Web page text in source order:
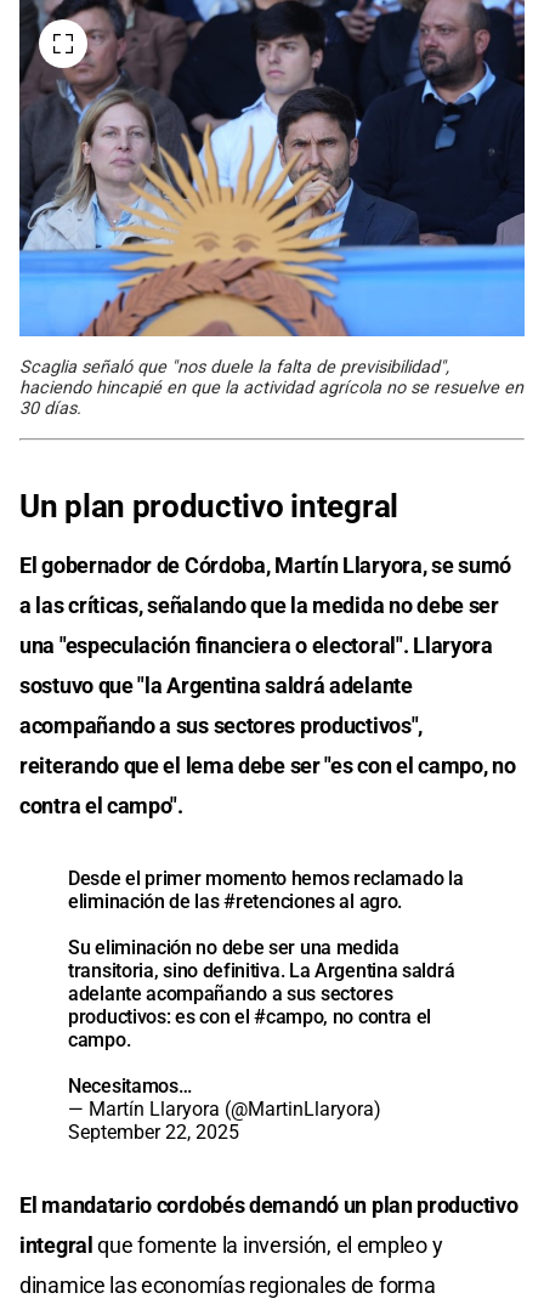
Scaglia señaló que "nos duele la falta de previsibilidad",
haciendo hincapié en que la actividad agrícola no se resuelve en
30 días.
Un plan productivo integral
El gobernador de Córdoba, Martín Llaryora, se sumó
a las críticas, señalando que la medida no debe ser
una "especulación financiera o electoral". Llaryora
sostuvo que "la Argentina saldrá adelante
acompañando a sus sectores productivos",
reiterando que el lema debe ser "es con el campo, no
contra el campo".
Desde el primer momento hemos reclamado la
eliminación de las#retencionesal agro.
Su eliminación no debe ser una medida
transitoria, sino definitiva. La Argentina saldrá
adelante acompañando a sus sectores
productivos: es con el#campo, no contra el
campo.
Necesitamos…
— Martín Llaryora (@MartinLlaryora)
September 22, 2025
El mandatario cordobés demandó un plan productivo
integralque fomente la inversión, el empleo y
dinamice las economías regionales de forma